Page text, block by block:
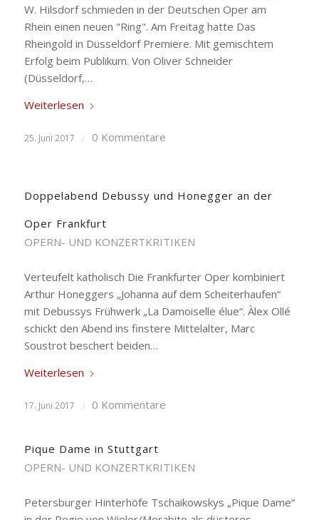
W. Hilsdorf schmieden in der Deutschen Oper am
Rhein einen neuen "Ring". Am Freitag hatte Das
Rheingold in Düsseldorf Premiere. Mit gemischtem
Erfolg beim Publikum. Von Oliver Schneider
(Düsseldorf,…
Weiterlesen
25. Juni 2017 / 0 Kommentare
Doppelabend Debussy und Honegger an der
Oper Frankfurt
OPERN- UND KONZERTKRITIKEN
Verteufelt katholisch Die Frankfurter Oper kombiniert
Arthur Honeggers „Johanna auf dem Scheiterhaufen“
mit Debussys Frühwerk „La Damoiselle élue“. Àlex Ollé
schickt den Abend ins finstere Mittelalter, Marc
Soustrot beschert beiden…
Weiterlesen
17. Juni 2017 / 0 Kommentare
Pique Dame in Stuttgart
OPERN- UND KONZERTKRITIKEN
Petersburger Hinterhöfe Tschaikowskys „Pique Dame“